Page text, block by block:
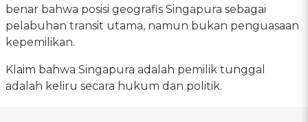
benar bahwa posisi geografis Singapura sebagai
pelabuhan transit utama, namun bukan penguasaan
kepemilikan.
Klaim bahwa Singapura adalah pemilik tunggal
adalah keliru secara hukum dan politik.